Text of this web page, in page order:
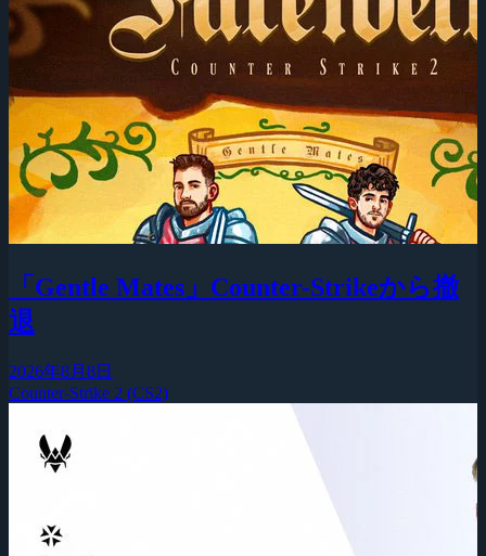
「Gentle Mates」Counter-Strikeから撤
退
2026年8月8日
Counter-Strike 2 (CS2)